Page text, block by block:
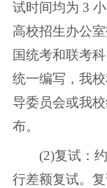
试时间均为 3
高校招生办公
国统考和联考
统一编写，我
导委员会或我
布。
(2)复试：约
行差额复试。